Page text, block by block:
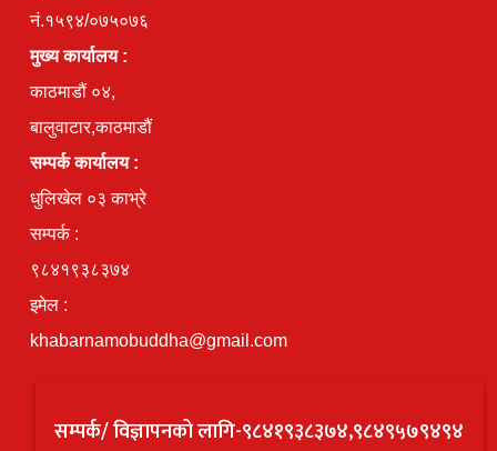
नं.१५९४/०७५०७६
मुख्य कार्यालय :
काठमाडौं ०४,
बालुवाटार,काठमाडौं
सम्पर्क कार्यालय :
धुलिखेल ०३ काभ्रे
सम्पर्क :
९८४१९३८३७४
इमेल :
khabarnamobuddha@gmail.com
सम्पर्क/ विज्ञापनको लागि-९८४१९३८३७४,९८४९५७९४९४